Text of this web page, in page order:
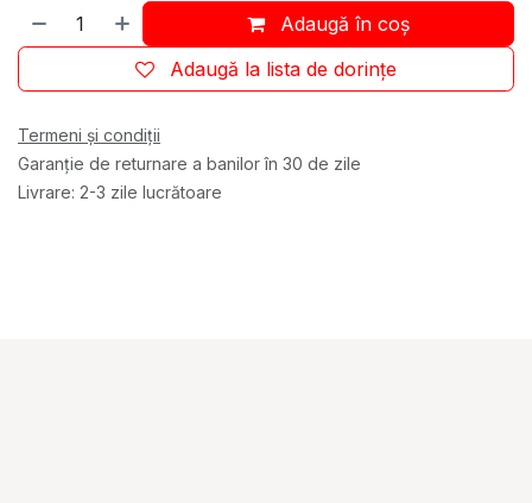
Adaugă în coș
Adaugă la lista de dorințe
Termeni și condiții
Garanție de returnare a banilor în 30 de zile
Livrare: 2-3 zile lucrătoare